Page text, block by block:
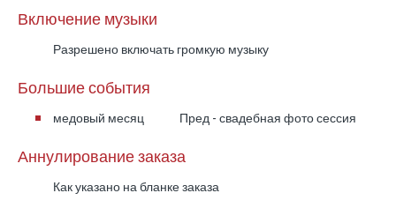
Включение музыки
Разрешено включать громкую музыку
Большие события
медовый месяц Пред - свадебная фото сессия
Аннулирование заказа
Как указано на бланке заказа